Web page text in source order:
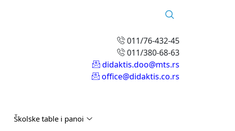
011/76-432-45
011/380-68-63
didaktis.doo@mts.rs
office@didaktis.co.rs
Školske table i panoi